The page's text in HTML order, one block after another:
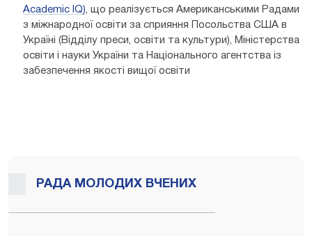
Academic IQ) , що реалізується Американськими Радами
з міжнародної освіти за сприяння Посольства США в
Україні (Відділу преси, освіти та культури), Міністерства
освіти і науки України та Національного агентства із
забезпечення якості вищої освіти
РАДА МОЛОДИХ ВЧЕНИХ